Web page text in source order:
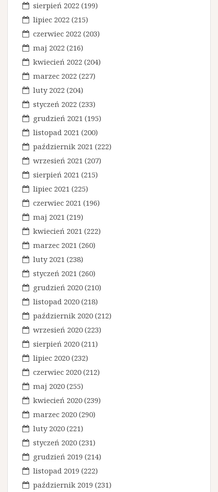
sierpień 2022 (199)
lipiec 2022 (215)
czerwiec 2022 (203)
maj 2022 (216)
kwiecień 2022 (204)
marzec 2022 (227)
luty 2022 (204)
styczeń 2022 (233)
grudzień 2021 (195)
listopad 2021 (200)
październik 2021 (222)
wrzesień 2021 (207)
sierpień 2021 (215)
lipiec 2021 (225)
czerwiec 2021 (196)
maj 2021 (219)
kwiecień 2021 (222)
marzec 2021 (260)
luty 2021 (238)
styczeń 2021 (260)
grudzień 2020 (210)
listopad 2020 (218)
październik 2020 (212)
wrzesień 2020 (223)
sierpień 2020 (211)
lipiec 2020 (232)
czerwiec 2020 (212)
maj 2020 (255)
kwiecień 2020 (239)
marzec 2020 (290)
luty 2020 (221)
styczeń 2020 (231)
grudzień 2019 (214)
listopad 2019 (222)
październik 2019 (231)